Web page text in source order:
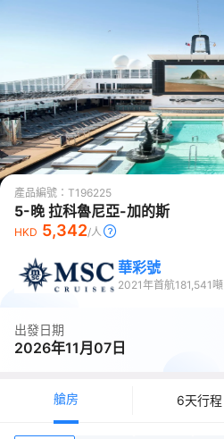
產品編號： T196225
5-晚 拉科魯尼亞-加的斯
HKD 5,342/人
華彩號
2021年首航181,541 噸
出發日期
2026年11月07日
艙房 6天行程